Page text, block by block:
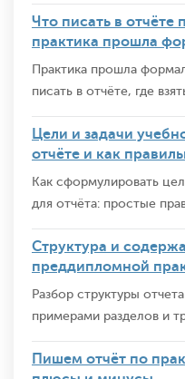
Что писать в отчёте
практика прошла
Практика прошла
писать в отчёте, где
Цели и задачи
отчёте и как
Как сформулировать
для отчёта: простые
Структура и
преддипломной
Разбор структуры
примерами разделов и
Пишем отчёт по